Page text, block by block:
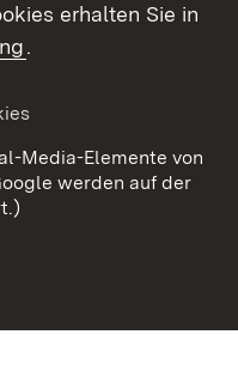
erhalten Sie in
.
Media-Elemente von
werden auf der